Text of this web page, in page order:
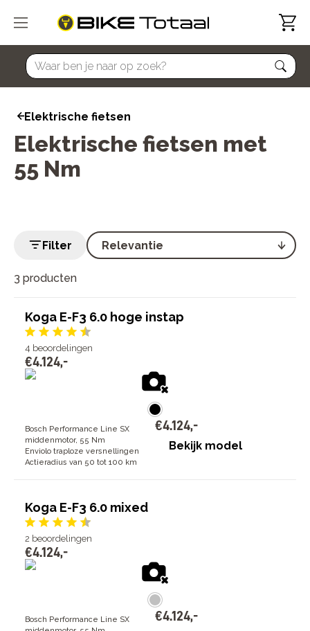
home
Elektrische fietsen
Elektrische fietsen met
55 Nm
3 producten
Filter
Koga E-F3 6.0 hoge instap
4 beoordelingen
€4.124,-
Bosch Performance Line SX
middenmotor, 55 Nm
Enviolo traploze versnellingen
Actieradius van 50 tot 100 km
€4.124,-
Bekijk model
Koga E-F3 6.0 mixed
2 beoordelingen
€4.124,-
Bosch Performance Line SX
€4.124,-